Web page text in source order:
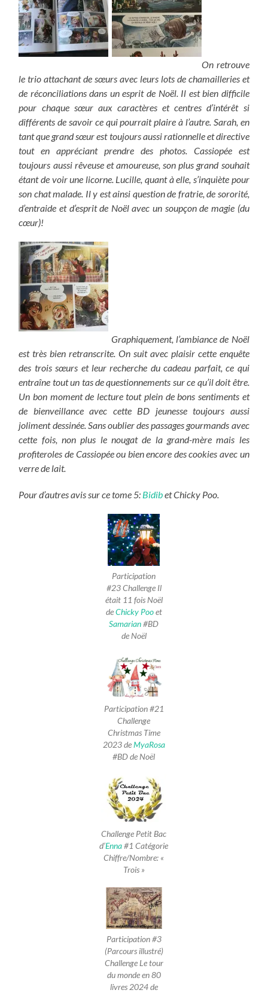
On retrouve
le trio attachant de sœurs avec leurs lots de chamailleries et
de réconciliations dans un esprit de Noël. Il est bien difficile
pour chaque sœur aux caractères et centres d’intérêt si
différents de savoir ce qui pourrait plaire à l’autre. Sarah, en
tant que grand sœur est toujours aussi rationnelle et directive
tout en appréciant prendre des photos. Cassiopée est
toujours aussi rêveuse et amoureuse, son plus grand souhait
étant de voir une licorne. Lucille, quant à elle, s’inquiète pour
son chat malade. Il y est ainsi question de fratrie, de sororité,
d’entraide et d’esprit de Noël avec un soupçon de magie (du
cœur)!
Graphiquement, l’ambiance de Noël
est très bien retranscrite. On suit avec plaisir cette enquête
des trois sœurs et leur recherche du cadeau parfait, ce qui
entraîne tout un tas de questionnements sur ce qu’il doit être.
Un bon moment de lecture tout plein de bons sentiments et
de bienveillance avec cette BD jeunesse toujours aussi
joliment dessinée. Sans oublier des passages gourmands avec
cette fois, non plus le nougat de la grand-mère mais les
profiteroles de Cassiopée ou bien encore des cookies avec un
verre de lait.
Pour d’autres avis sur ce tome 5: Bidibet Chicky Poo.
Participation
#23 Challenge Il
était 11 fois Noël
deChicky Pooet
Samarian#BD
de Noël
Participation #21
Challenge
Christmas Time
2023 deMyaRosa
#BD de Noël
Challenge Petit Bac
d’Enna#1 Catégorie
Chiffre/Nombre: «
Trois »
Participation #3
(Parcours illustré)
Challenge Le tour
du monde en 80
livres 2024 de